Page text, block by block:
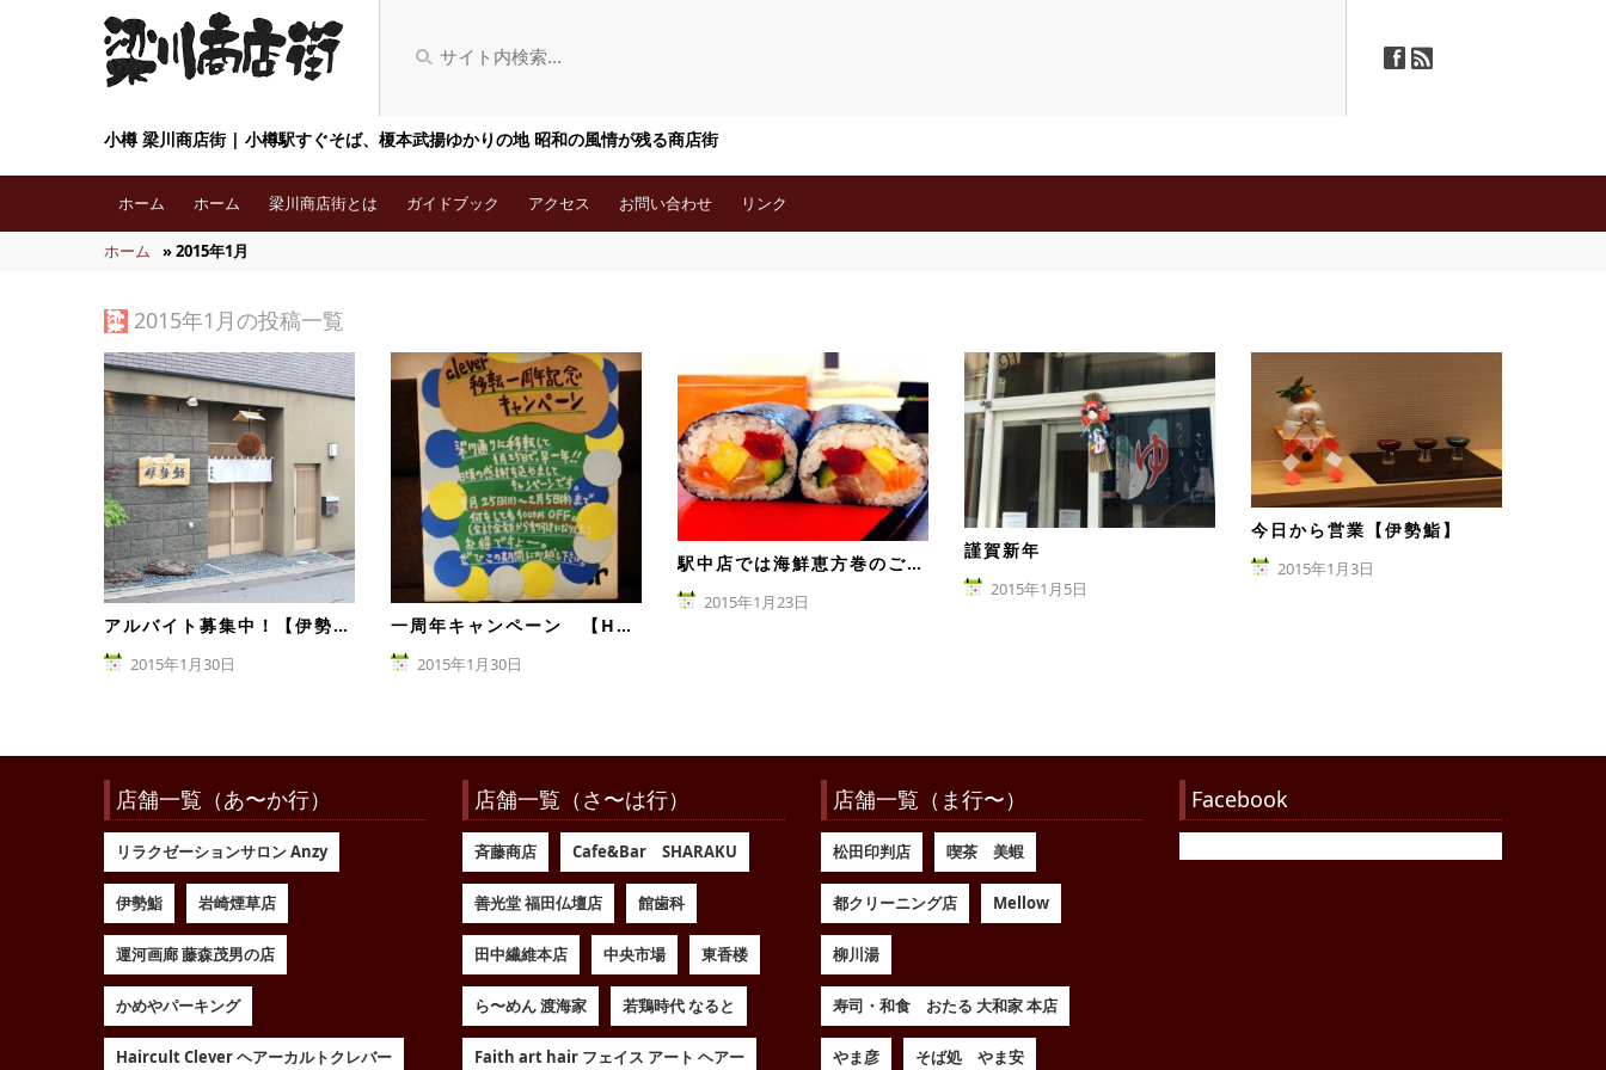
ä ñ
小樽 梁川商店街 | 小樽駅すぐそば、榎本武揚ゆかりの地 昭和の風情が残る商店街
ホーム ホーム 梁川商店街とは ガイドブック アクセス お問い合わせ リンク
ホーム » 2015年1月
2015年1月の投稿一覧
アルバイト募集中！【伊勢鮨】
2015年1月30日
一周年キャンペーン 【Haircult clever】
2015年1月30日
駅中店では海鮮恵方巻のご予約承ってます！【伊勢鮨】
2015年1月23日
謹賀新年
2015年1月5日
今日から営業【伊勢鮨】
2015年1月3日
店舗一覧（あ〜か行）
リラクゼーションサロン Anzy
伊勢鮨 岩崎煙草店
運河画廊 藤森茂男の店
かめやパーキング
Haircult Clever ヘアーカルトクレバー
店舗一覧（さ〜は行）
斉藤商店 Cafe&Bar SHARAKU
善光堂 福田仏壇店 館歯科
田中繊維本店 中央市場 東香楼
ら〜めん 渡海家 若鶏時代 なると
Faith art hair フェイス アート ヘアー
店舗一覧（ま行〜）
松田印判店 喫茶 美蝦
都クリーニング店 Mellow
柳川湯
寿司・和食 おたる 大和家 本店
やま彦 そば処 やま安
Facebook